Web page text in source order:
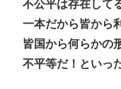
不公平は存在して
一本だから皆から
皆国から何らかの
不平等だ！といっ